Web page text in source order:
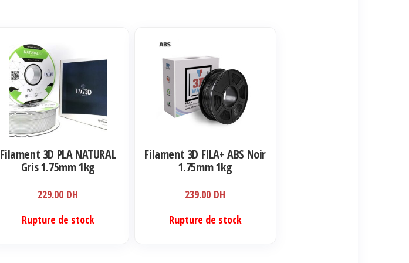
Filament 3D PLA NATURAL
Gris 1.75mm 1kg
229.00 DH
Rupture de stock
Filament 3D FILA+ ABS Noir
1.75mm 1kg
239.00 DH
Rupture de stock